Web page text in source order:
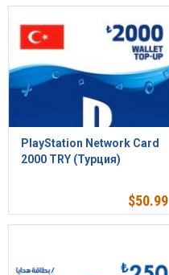
PlayStation Network Card
2000 TRY (Турция)
$50.99